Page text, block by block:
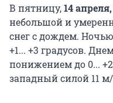
В пятницу,14 апреля,
небольшой и
снег с дождем.
+1... +3 градусов.
понижением до 0...
западный силой 11